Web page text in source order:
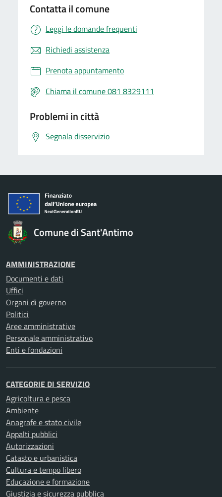
Contatta il comune
Leggi le domande frequenti
Richiedi assistenza
Prenota appuntamento
Chiama il comune 081 8329111
Problemi in città
Segnala disservizio
Comune di Sant'Antimo
AMMINISTRAZIONE
Documenti e dati
Uffici
Organi di governo
Politici
Aree amministrative
Personale amministrativo
Enti e fondazioni
CATEGORIE DI SERVIZIO
Agricoltura e pesca
Ambiente
Anagrafe e stato civile
Appalti pubblici
Autorizzazioni
Catasto e urbanistica
Cultura e tempo libero
Educazione e formazione
Giustizia e sicurezza pubblica